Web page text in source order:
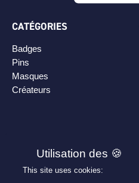
CATÉGORIES
Badges
Pins
Masques
Créateurs
PLAN DE SITE
Personnaliser son badge
This site uses cookies: